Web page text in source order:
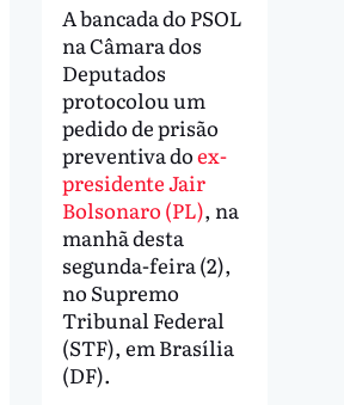
A bancada do PSOL
na Câmara dos
Deputados
protocolou um
pedido de prisão
preventiva doex-
presidente Jair
Bolsonaro (PL), na
manhã desta
segunda-feira (2),
no Supremo
Tribunal Federal
(STF), em Brasília
(DF).